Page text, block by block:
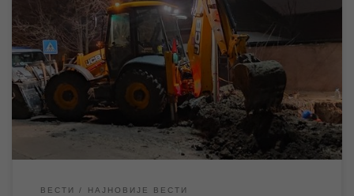
Вечерас су констатована два квара већег обима на
водоводној мрежи у улици Пере Добриновића. Радници ЈКП
„Водовод и канализација“ извршили су неопходне радове како
би се спречило веће изливање воде, а због сложености
радова на санацији квара исти ће започети сутра (среда) рано
ујутру. Док трају радови доћи ће до […]
ВЕСТИ НАЈНОВИЈЕ ВЕСТИ